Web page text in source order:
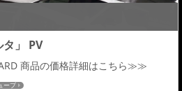
」 PV
商品の価格詳細はこちら≫≫
ーブ